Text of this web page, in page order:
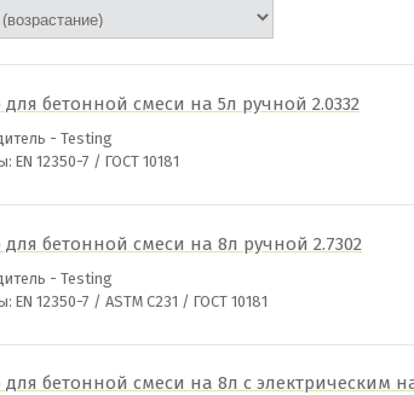
бетонной смеси на 5л ручной 2.0332
- Testing
EN 12350-7 / ГОСТ 10181
бетонной смеси на 8л ручной 2.7302
- Testing
EN 12350-7 / ASTM C231 / ГОСТ 10181
бетонной смеси на 8л с электрическим